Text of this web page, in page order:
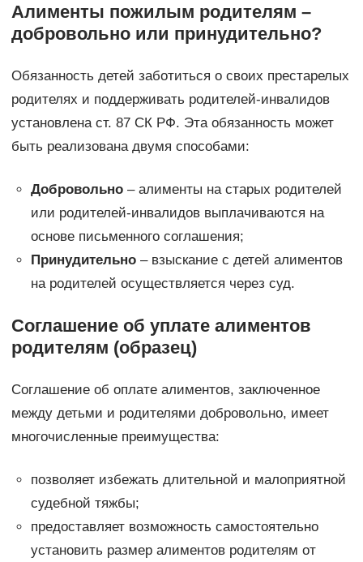
Алименты пожилым родителям –
добровольно или принудительно?
Обязанность детей заботиться о своих престарелых
родителях и поддерживать родителей-инвалидов
установлена ст. 87 СК РФ. Эта обязанность может
быть реализована двумя способами:
Добровольно– алименты на старых родителей
или родителей-инвалидов выплачиваются на
основе письменного соглашения;
Принудительно– взыскание с детей алиментов
на родителей осуществляется через суд.
Соглашение об уплате алиментов
родителям (образец)
Соглашение об оплате алиментов, заключенное
между детьми и родителями добровольно, имеет
многочисленные преимущества:
позволяет избежать длительной и малоприятной
судебной тяжбы;
предоставляет возможность самостоятельно
установить размер алиментов родителям от